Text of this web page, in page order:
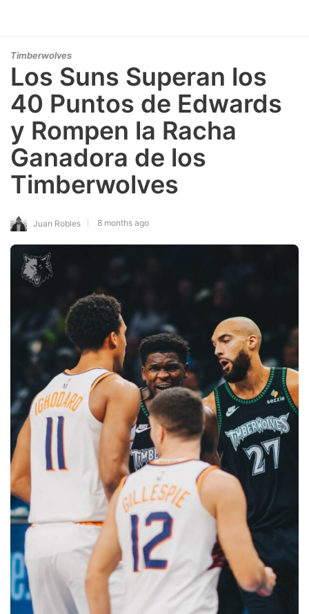
Timberwolves
Los Suns Superan los
40 Puntos de Edwards
y Rompen la Racha
Ganadora de los
Timberwolves
Juan Robles 8 months ago